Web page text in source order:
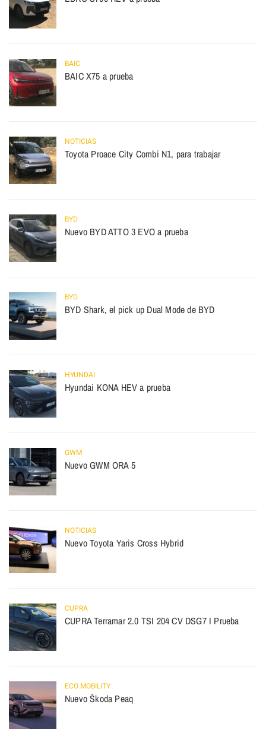
BAIC
BAIC X75 a prueba
NOTICIAS
Toyota Proace City Combi N1, para trabajar
BYD
Nuevo BYD ATTO 3 EVO a prueba
BYD
BYD Shark, el pick up Dual Mode de BYD
HYUNDAI
Hyundai KONA HEV a prueba
GWM
Nuevo GWM ORA 5
NOTICIAS
Nuevo Toyota Yaris Cross Hybrid
CUPRA
CUPRA Terramar 2.0 TSI 204 CV DSG7 I Prueba
ECO MOBILITY
Nuevo Škoda Peaq